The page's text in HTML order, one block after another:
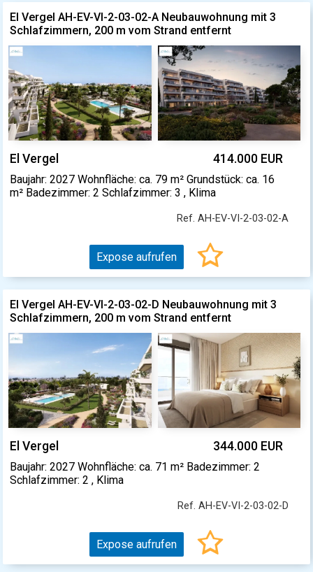
El Vergel AH-EV-VI-2-03-02-A Neubauwohnung mit 3
Schlafzimmern, 200 m vom Strand entfernt
El Vergel 414.000 EUR
Baujahr: 2027 Wohnfläche: ca. 79 m² Grundstück: ca. 16
m² Badezimmer: 2 Schlafzimmer: 3 , Klima
Ref. AH-EV-VI-2-03-02-A
Expose aufrufen
El Vergel AH-EV-VI-2-03-02-D Neubauwohnung mit 3
Schlafzimmern, 200 m vom Strand entfernt
El Vergel 344.000 EUR
Baujahr: 2027 Wohnfläche: ca. 71 m² Badezimmer: 2
Schlafzimmer: 2 , Klima
Ref. AH-EV-VI-2-03-02-D
Expose aufrufen